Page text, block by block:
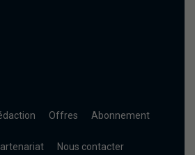
Offres Abonnement
Nous contacter